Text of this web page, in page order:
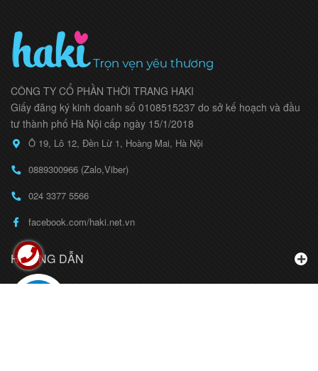
CÔNG TY CỔ PHẦN THỜI TRANG HAKI
Giấy đăng ký kinh doanh số 0108515237 do sở kế hoạch và đầu
tư thành phố Hà Nội cấp ngày 15/1/2018
Ô 19, Lô 12, Đền Lừ 1, Hoàng Mai, Hà Nội
0889300966 (Zalo,Viber)
024 3377 5566
facebook.com/haki.net.vn
HƯỚNG DẪN